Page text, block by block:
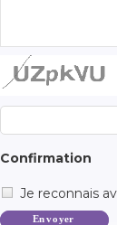
Confirmation
Je reconnais